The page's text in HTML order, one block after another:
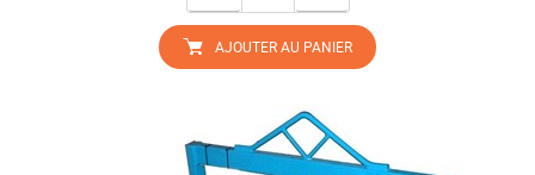
AJOUTER AU PANIER